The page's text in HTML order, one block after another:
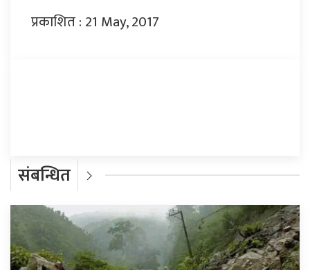
प्रकाशित : 21 May, 2017
संबन्धित